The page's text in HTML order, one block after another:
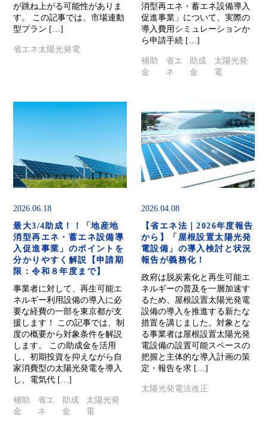
が跳ね上がる可能性がありま
す。 この記事では、市場連動
型プラン […]
省エネ太陽光発電
消型再エネ・蓄エネ設備導入
促進事業」について、実際の
導入費用シミュレーションか
ら申請手続 […]
補助
金
省エ
ネ
助成
金
太陽光発
電
2026.06.18
最大3/4助成！！「地産地
消型再エネ・蓄エネ設備導
入促進事業」のポイントを
分かりやすく解説【申請期
限：令和８年度まで】
事業者に対して、再生可能エ
ネルギー利用設備の導入に必
要な経費の一部を東京都が支
援します！ この記事では、制
度の概要から対象条件を解説
します。 この助成金を活用
し、初期投資を抑えながら自
家消費型の太陽光発電を導入
し、電気代 […]
補助
金
省エ
ネ
助成
金
太陽光発
電
2026.04.08
【省エネ法｜2026年度報告
から】「屋根設置太陽光発
電設備」の導入検討と状況
報告が義務化！
政府は脱炭素化と再生可能エ
ネルギーの普及を一層加速す
るため、屋根設置太陽光発電
設備の導入を推進する新たな
措置を講じました。対象とな
る事業者は屋根設置太陽光発
電設備の設置可能スペースの
把握と主体的な導入計画の策
定・報告を求 […]
太陽光発電法改正